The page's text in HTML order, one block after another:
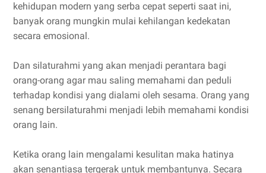
kehidupan modern yang serba cepat seperti saat ini,
banyak orang mungkin mulai kehilangan kedekatan
secara emosional.
Dan silaturahmi yang akan menjadi perantara bagi
orang-orang agar mau saling memahami dan peduli
terhadap kondisi yang dialami oleh sesama. Orang yang
senang bersilaturahmi menjadi lebih memahami kondisi
orang lain.
Ketika orang lain mengalami kesulitan maka hatinya
akan senantiasa tergerak untuk membantunya. Secara